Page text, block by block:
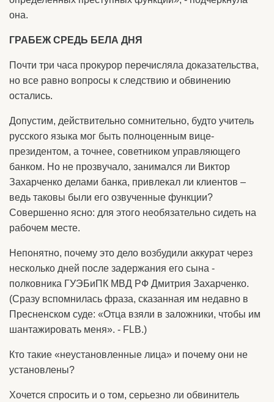
она.
ГРАБЕЖ СРЕДЬ БЕЛА ДНЯ
Почти три часа прокурор перечисляла доказательства,
но все равно вопросы к следствию и обвинению
остались.
Допустим, действительно сомнительно, будто учитель
русского языка мог быть полноценным вице-
президентом, а точнее, советником управляющего
банком. Но не прозвучало, занимался ли Виктор
Захарченко делами банка, привлекал ли клиентов –
ведь таковы были его озвученные функции?
Совершенно ясно: для этого необязательно сидеть на
рабочем месте.
Непонятно, почему это дело возбудили аккурат через
несколько дней после задержания его сына -
полковника ГУЭБиПК МВД РФ Дмитрия Захарченко.
(Сразу вспомнилась фраза, сказанная им недавно в
Пресненском суде: «Отца взяли в заложники, чтобы им
шантажировать меня». - FLB.)
Кто такие «неустановленные лица» и почему они не
установлены?
Хочется спросить и о том, серьезно ли обвинитель